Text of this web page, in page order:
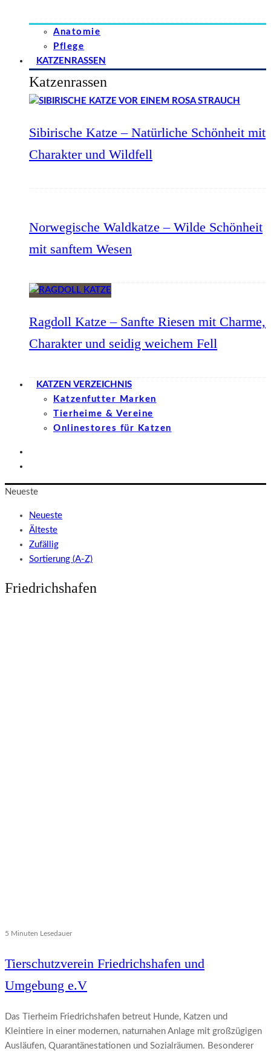
Anatomie
Pflege
KATZENRASSEN
Katzenrassen
Sibirische Katze – Natürliche Schönheit mit
Charakter und Wildfell
Norwegische Waldkatze – Wilde Schönheit
mit sanftem Wesen
Ragdoll Katze – Sanfte Riesen mit Charme,
Charakter und seidig weichem Fell
KATZEN VERZEICHNIS
Katzenfutter Marken
Tierheime & Vereine
Onlinestores für Katzen
Neueste
Neueste
Älteste
Zufällig
Sortierung (A-Z)
Friedrichshafen
5 Minuten Lesedauer
Tierschutzverein Friedrichshafen und
Umgebung e.V
Das Tierheim Friedrichshafen betreut Hunde, Katzen und
Kleintiere in einer modernen, naturnahen Anlage mit großzügigen
Ausläufen, Quarantänestationen und Sozialräumen. Besonderer